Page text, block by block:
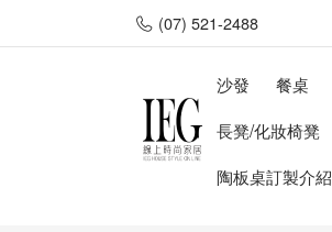
(07) 521-2488
沙發 餐桌
長凳/化妝椅凳
陶板桌訂製介紹